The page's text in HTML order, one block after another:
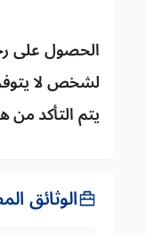
الحصول على
لشخص لا
يتم التأكد من
الوثائق